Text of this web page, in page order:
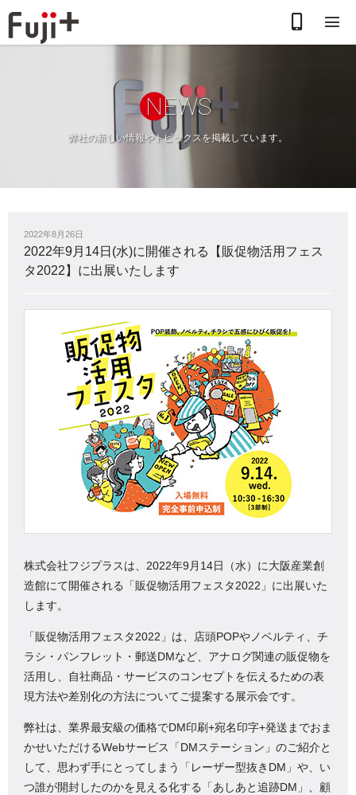
せ
NEWS
弊社の新しい情報やトピックスを掲載しています。
2022年8月26日
2022年9月14日(水)に開催される【販促物活用フェス
タ2022】に出展いたします
株式会社フジプラスは、2022年9月14日（水）に大阪産業創
造館にて開催される「販促物活用フェスタ2022」に出展いた
します。
「販促物活用フェスタ2022」は、店頭POPやノベルティ、チ
ラシ・パンフレット・郵送DMなど、アナログ関連の販促物を
活用し、自社商品・サービスのコンセプトを伝えるための表
現方法や差別化の方法についてご提案する展示会です。
弊社は、業界最安級の価格でDM印刷+宛名印字+発送までおま
かせいただけるWebサービス「DMステーション」のご紹介と
して、思わず手にとってしまう「レーザー型抜きDM」や、い
つ誰が開封したのかを見える化する「あしあと追跡DM」、顧